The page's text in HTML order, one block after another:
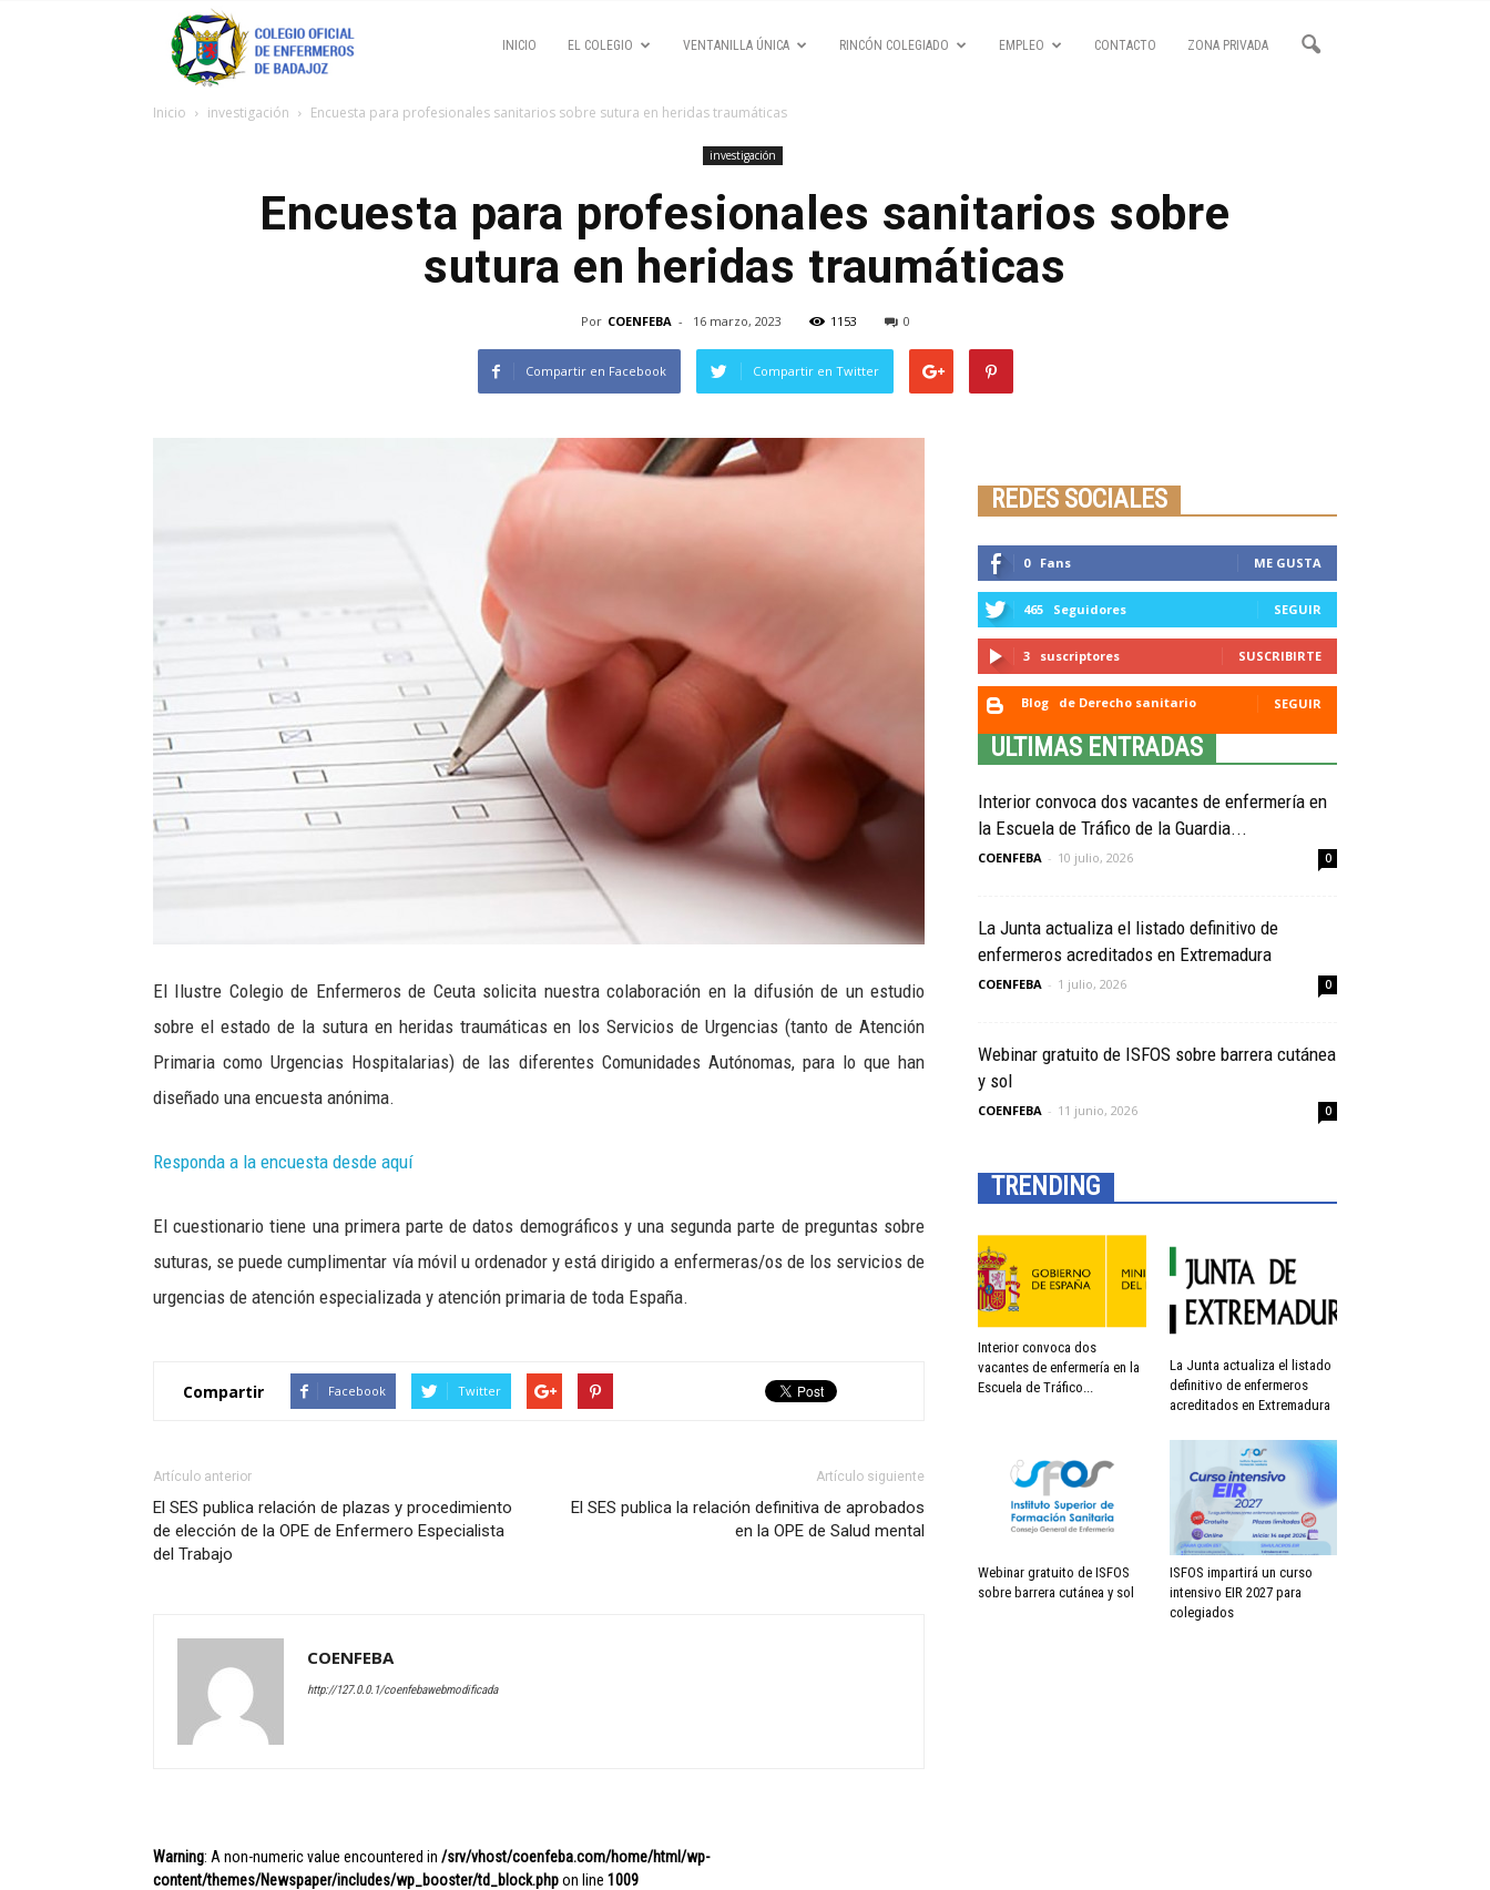
INICIO EL COLEGIO VENTANILLA ÚNICA RINCÓN COLEGIADO EMPLEO CONTACTO ZONA PRIVADA
Inicio investigación Encuesta para profesionales sanitarios sobre sutura en heridas traumáticas
investigación
Encuesta para profesionales sanitarios sobre
sutura en heridas traumáticas
Por COENFEBA - 16 marzo, 2023 1153 0
Compartir en Facebook Compartir en Twitter
El Ilustre Colegio de Enfermeros de Ceuta solicita nuestra colaboración en la difusión de un estudio
sobre el estado de la sutura en heridas traumáticas en los Servicios de Urgencias (tanto de Atención
Primaria como Urgencias Hospitalarias) de las diferentes Comunidades Autónomas, para lo que han
diseñado una encuesta anónima.
Responda a la encuesta desde aquí
El cuestionario tiene una primera parte de datos demográficos y una segunda parte de preguntas sobre
suturas, se puede cumplimentar vía móvil u ordenador y está dirigido a enfermeras/os de los servicios de
urgencias de atención especializada y atención primaria de toda España.
Compartir Facebook Twitter
Artículo anterior
El SES publica relación de plazas y procedimiento
de elección de la OPE de Enfermero Especialista
del Trabajo
Artículo siguiente
El SES publica la relación definitiva de aprobados
en la OPE de Salud mental
COENFEBA
http://127.0.0.1/coenfebawebmodificada
Warning: A non-numeric value encountered in /srv/vhost/coenfeba.com/home/html/wp-
content/themes/Newspaper/includes/wp_booster/td_block.phpon line 1009
REDES SOCIALES
0 Fans ME GUSTA
465 Seguidores SEGUIR
3 suscriptores SUSCRIBIRTE
Blog de Derecho sanitario SEGUIR
ULTIMAS ENTRADAS
Interior convoca dos vacantes de enfermería en
la Escuela de Tráfico de la Guardia...
COENFEBA - 10 julio, 2026 0
La Junta actualiza el listado definitivo de
enfermeros acreditados en Extremadura
COENFEBA - 1 julio, 2026 0
Webinar gratuito de ISFOS sobre barrera cutánea
y sol
COENFEBA - 11 junio, 2026 0
TRENDING
Interior convoca dos
vacantes de enfermería en la
Escuela de Tráfico...
La Junta actualiza el listado
definitivo de enfermeros
acreditados en Extremadura
Webinar gratuito de ISFOS
sobre barrera cutánea y sol
ISFOS impartirá un curso
intensivo EIR 2027 para
colegiados